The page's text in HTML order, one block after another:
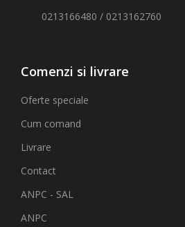
0213166480 / 0213162760
Comenzi si livrare
Oferte speciale
Cum comand
Livrare
Contact
ANPC - SAL
ANPC